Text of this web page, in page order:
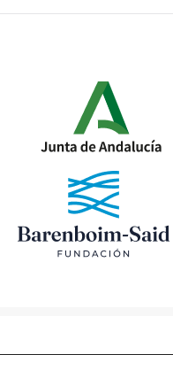
© 2025 Fundación